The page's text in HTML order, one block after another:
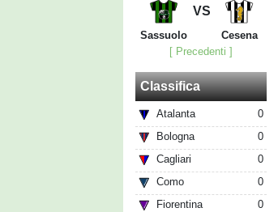
VS
Sassuolo
Cesena
[ Precedenti ]
Classifica
Atalanta
0
Bologna
0
Cagliari
0
Como
0
Fiorentina
0